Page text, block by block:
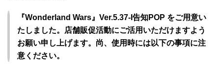
『Wonderland Wars』Ver.5.37-I告知POP をご用意い
たしました。店舗販促活動にご活用いただけますよう
お願い申し上げます。尚、使用時には以下の事項に注
意ください。